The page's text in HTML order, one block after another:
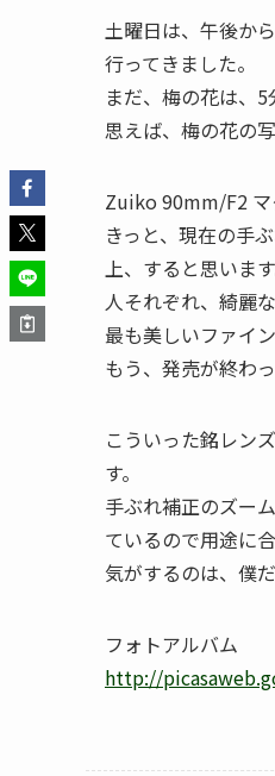
土曜日は、午後か
行ってきました。
まだ、梅の花は、
思えば、梅の花の
Zuiko 90mm/F2 マ
きっと、現在の手
上、すると思います
人それぞれ、綺麗
最も美しいファイ
もう、発売が終わ
こういった銘レン
す。
手ぶれ補正のズー
ているので用途に
気がするのは、僕
フォトアルバム
http://